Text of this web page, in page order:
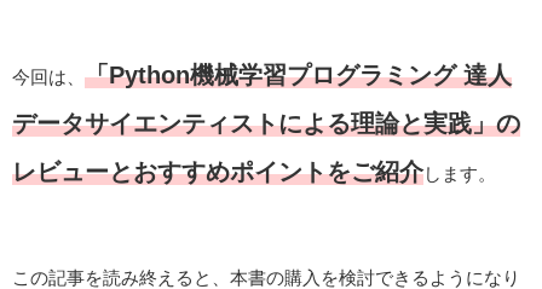
今回は、 「Python機械学習プログラミング 達人
データサイエンティストによる理論と実践」の
レビューとおすすめポイントをご紹介します。
この記事を読み終えると、本書の購入を検討できるようになり